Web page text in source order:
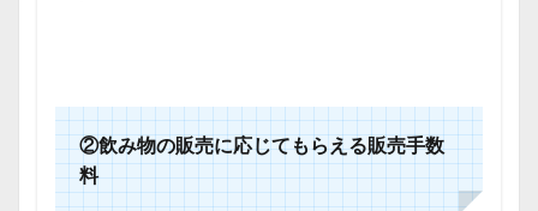
②飲み物の販売に応じてもらえる販売手数
料